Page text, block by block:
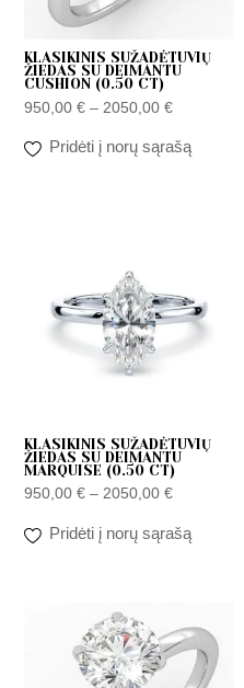
KLASIKINIS SUŽADĖTUVIŲ
ŽIEDAS SU DEIMANTU
CUSHION (0.50 CT)
950,00€ – 2050,00€
Pridėti į norų sąrašą
KLASIKINIS SUŽADĖTUVIŲ
ŽIEDAS SU DEIMANTU
MARQUISE (0.50 CT)
950,00€ – 2050,00€
2050,00 €
Pridėti į norų sąrašą
range:
1100,00 €
through
5200,00 €